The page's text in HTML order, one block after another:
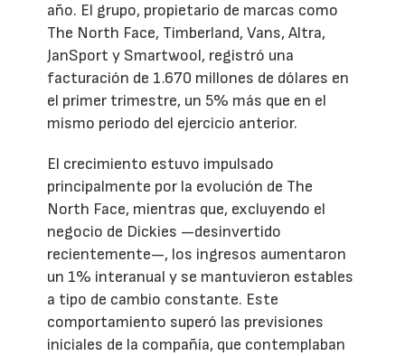
año. El grupo, propietario de marcas como
The North Face, Timberland, Vans, Altra,
JanSport y Smartwool, registró una
facturación de 1.670 millones de dólares en
el primer trimestre, un 5% más que en el
mismo periodo del ejercicio anterior.
El crecimiento estuvo impulsado
principalmente por la evolución de The
North Face, mientras que, excluyendo el
negocio de Dickies —desinvertido
recientemente—, los ingresos aumentaron
un 1% interanual y se mantuvieron estables
a tipo de cambio constante. Este
comportamiento superó las previsiones
iniciales de la compañía, que contemplaban